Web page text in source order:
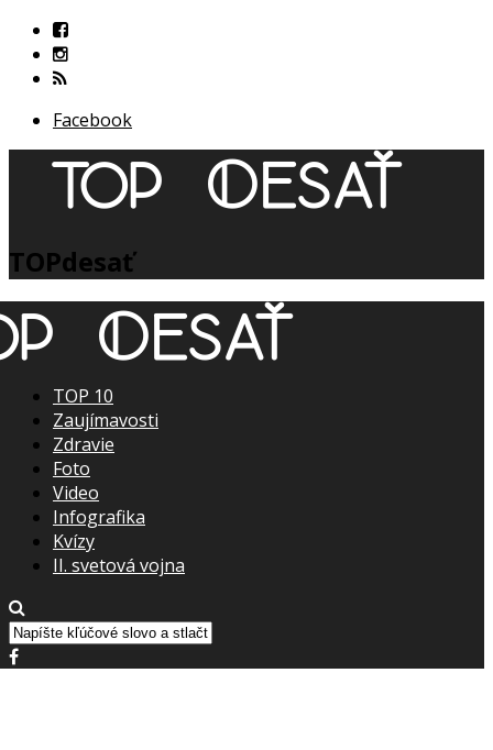
Facebook
TOPdesať
TOP 10
Zaujímavosti
Zdravie
Foto
Video
Infografika
Kvízy
II. svetová vojna